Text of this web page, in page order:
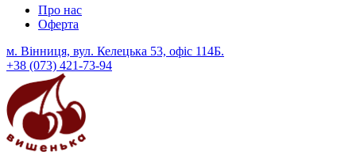
Про нас
Оферта
м. Вінниця, вул. Келецька 53, офіс 114Б.
+38 (073) 421-73-94